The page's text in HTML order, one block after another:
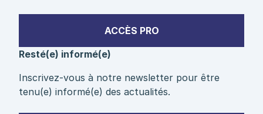
ACCÈS PRO
Resté(e) informé(e)
Inscrivez-vous à notre newsletter pour être
tenu(e) informé(e) des actualités.